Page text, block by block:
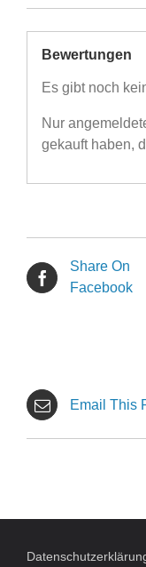
Bewertungen
Es gibt noch
Nur
gekauft haben,
Share On
Facebook
Email This